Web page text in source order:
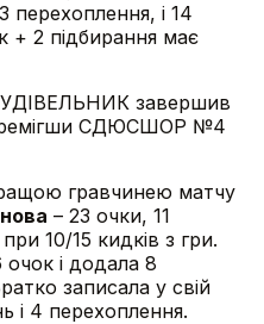
перехоплення, і 14
+ 2 підбирання має
завершив
СДЮСШОР №4
гравчинею матчу
– 23 очки, 11
10/15 кидків з гри.
і додала 8
записала у свій
і 4 перехоплення.